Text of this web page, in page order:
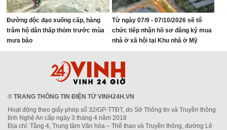
Đường độc đạo xuống cấp, hàng
trăm hộ dân thấp thỏm trước mùa
mưa bão
Từ ngày 07/9 - 07/10/2026 sẽ tổ
chức tiếp nhận hồ sơ đăng ký mua
nhà ở xã hội tại Khu nhà ở Mỹ
Thượng, phường Vinh Lộc
® TRANG THÔNG TIN ĐIỆN TỬ VINH24H.VN
Hoạt động theo giấy phép số 32/GP-TTĐT, do Sở Thông tin và Truyền thông
tỉnh Nghệ An cấp ngày 3 tháng 4 năm 2018
Địa chỉ: Tầng 4, Trung tâm Văn hóa – Thể thao và Truyền thông, đường Lê